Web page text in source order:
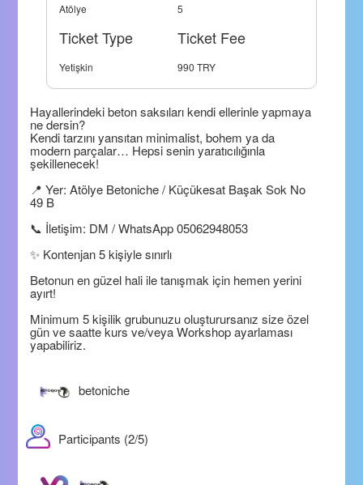
Atölye 5
Ticket Type Ticket Fee
Yetişkin 990 TRY
Hayallerindeki beton saksıları kendi ellerinle yapmaya
ne dersin?
Kendi tarzını yansıtan minimalist, bohem ya da
modern parçalar… Hepsi senin yaratıcılığınla
şekillenecek!
📍 Yer: Atölye Betoniche / Küçükesat Başak Sok No
49 B
📞 İletişim: DM / WhatsApp 05062948053
✨ Kontenjan 5 kişiyle sınırlı
Betonun en güzel hali ile tanışmak için hemen yerini
ayırt!
Minimum 5 kişilik grubunuzu oluşturursanız size özel
gün ve saatte kurs ve/veya Workshop ayarlaması
yapabiliriz.
betoniche
Participants (2/5)